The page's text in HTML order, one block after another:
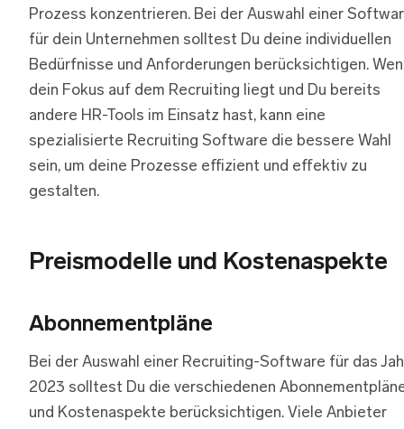
Prozess konzentrieren. Bei der Auswahl einer
für dein Unternehmen solltest Du deine individuellen
Bedürfnisse und Anforderungen berücksichtigen.
dein Fokus auf dem Recruiting liegt und Du bereits
andere HR-Tools im Einsatz hast, kann eine
spezialisierte Recruiting Software die bessere Wahl
sein, um deine Prozesse effizient und effektiv zu
gestalten.
Preismodelle und Kostenaspekte
Abonnementpläne
Bei der Auswahl einer Recruiting-Software für das
2023 solltest Du die verschiedenen
und Kostenaspekte berücksichtigen. Viele Anbieter